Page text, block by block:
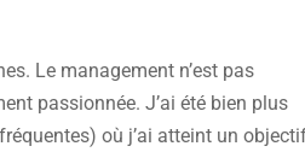
Le management n’est pas
passionnée. J’ai été bien plus
où j’ai atteint un